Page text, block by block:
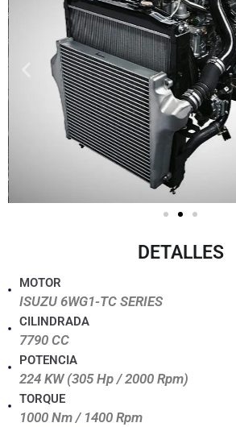
DETALLES
MOTOR
ISUZU 6WG1-TC SERIES
CILINDRADA
7790 CC
POTENCIA
224 KW (305 Hp / 2000 Rpm)
TORQUE
1000 Nm / 1400 Rpm